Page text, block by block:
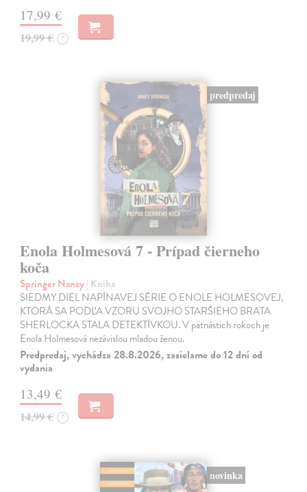
17,99 €
19,99 € ?
predpredaj
Enola Holmesová 7 - Prípad čierneho
koča
Springer Nancy| Kniha
SIEDMY DIEL NAPÍNAVEJ SÉRIE O ENOLE HOLMESOVEJ,
KTORÁ SA PODĽA VZORU SVOJHO STARŠIEHO BRATA
SHERLOCKA STALA DETEKTÍVKOU. V pätnástich rokoch je
Enola Holmesová nezávislou mladou ženou.
Predpredaj, vychádza 28.8.2026, zasielame do 12 dní od
vydania
13,49 €
14,99 € ?
novinka